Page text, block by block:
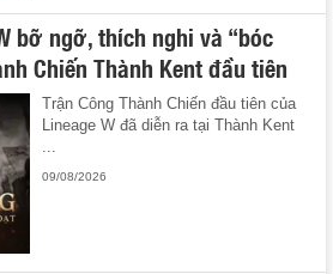
bỡ ngỡ, thích nghi và “bóc
Chiến Thành Kent đầu tiên
Trận Công Thành Chiến đầu tiên của
Lineage W đã diễn ra tại Thành Kent
...
09/08/2026